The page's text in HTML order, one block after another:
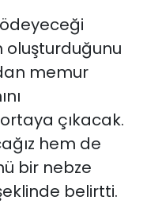
memur
çıkacak.
hem de
bir nebze
belirtti.